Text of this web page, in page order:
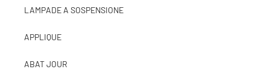
LAMPADE A SOSPENSIONE
APPLIQUE
ABAT JOUR